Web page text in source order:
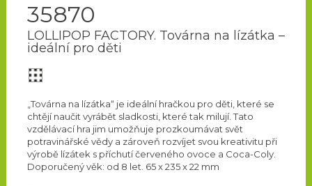
35870
LOLLIPOP FACTORY. Továrna na lízátka –
ideální pro děti
„Továrna na lízátka“ je ideální hračkou pro děti, které se
chtějí naučit vyrábět sladkosti, které tak milují. Tato
vzdělávací hra jim umožňuje prozkoumávat svět
potravinářské vědy a zároveň rozvíjet svou kreativitu při
výrobě lízátek s příchutí červeného ovoce a Coca-Coly.
Doporučený věk: od 8 let. 65 x 235 x 22 mm